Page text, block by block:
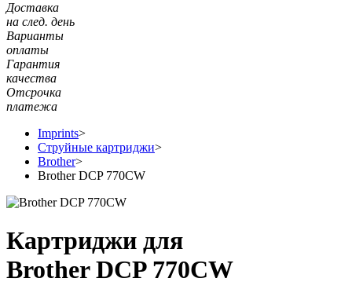
Доставка
на след. день
Варианты
оплаты
Гарантия
качества
Отсрочка
платежа
Imprints>
Струйные картриджи>
Brother>
Brother DCP 770CW
Картриджи для
Brother DCP 770CW